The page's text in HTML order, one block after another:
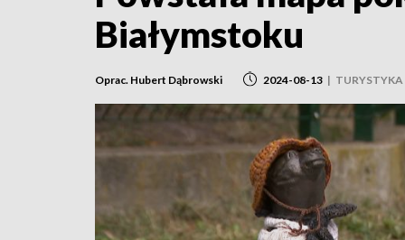
Białymstoku
Oprac. Hubert Dąbrowski 2024-08-13 | TURYSTYKA